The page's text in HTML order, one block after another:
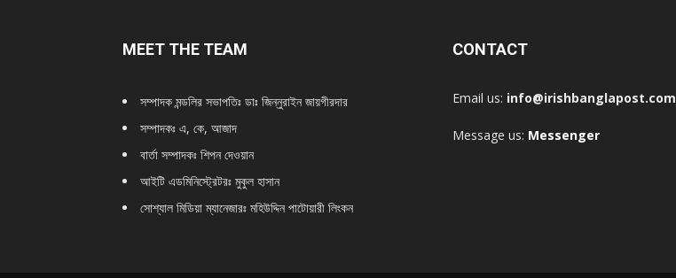
MEET THE TEAM
সম্পাদক মন্ডলির সভাপতিঃ ডাঃ জিন্নুরাইন জায়গীরদার
সম্পাদকঃ এ, কে, আজাদ
বার্তা সম্পাদকঃ শিপন দেওয়ান
আইটি এডমিনিস্ট্রেটরঃ মুকুল হাসান
সোশ্যাল মিডিয়া ম্যানেজারঃ মহিউদ্দিন পাটোয়ারী লিংকন
CONTACT
Email us: info@irishbanglapost.com
Message us: Messenger